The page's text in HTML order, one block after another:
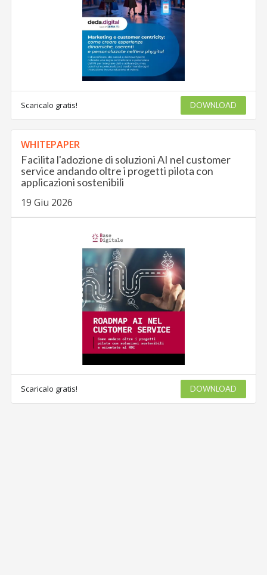
Scaricalo gratis! DOWNLOAD
WHITEPAPER
Facilita l'adozione di soluzioni AI nel customer
service andando oltre i progetti pilota con
applicazioni sostenibili
19 Giu 2026
Scaricalo gratis! DOWNLOAD